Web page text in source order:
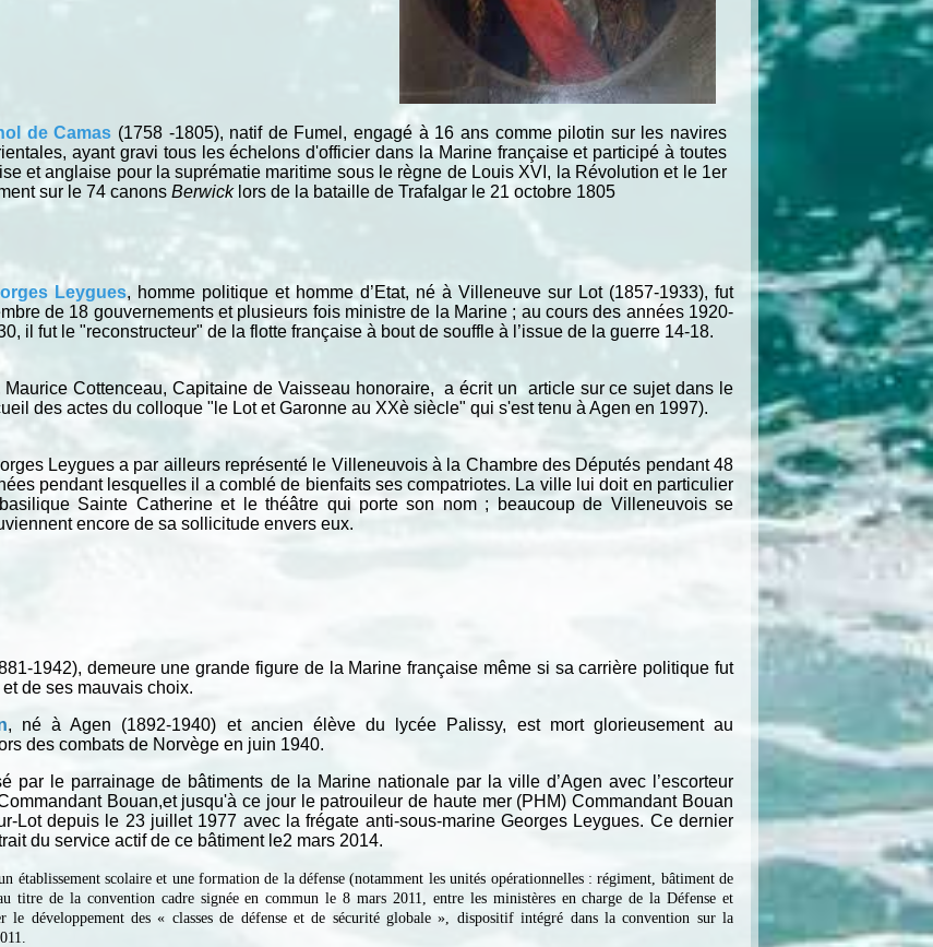
de Camas (1758 -1805), natif de Fumel, engagé à 16 ans comme pilotin sur les navires
ayant gravi tous les échelons d'officier dans la Marine française et participé à toutes
et anglaise pour la suprématie maritime sous le règne de Louis XVI, la Révolution et le 1er
sur le 74 canons Berwicklors de la bataille de Trafalgar le 21 octobre 1805
Leygues, homme politique et homme d’Etat, né à Villeneuve sur Lot (1857-1933), fut
de 18 gouvernements et plusieurs fois ministre de la Marine ; au cours des années 1920-
il fut le "reconstructeur" de la flotte française à bout de souffle à l’issue de la guerre 14-18.
Maurice Cottenceau, Capitaine de Vaisseau honoraire, a écrit un article sur ce sujet dans le
des actes du colloque "le Lot et Garonne au XXè siècle" qui s'est tenu à Agen en 1997).
Leygues a par ailleurs représenté le Villeneuvois à la Chambre des Députés pendant 48
pendant lesquelles il a comblé de bienfaits ses compatriotes. La ville lui doit en particulier
Sainte Catherine et le théâtre qui porte son nom ; beaucoup de Villeneuvois se
encore de sa sollicitude envers eux.
1942), demeure une grande figure de la Marine française même si sa carrière politique fut
de ses mauvais choix.
, né à Agen (1892-1940) et ancien élève du lycée Palissy, est mort glorieusement au
des combats de Norvège en juin 1940.
par le parrainage de bâtiments de la Marine nationale par la ville d’Agen avec l’escorteur
Bouan,et jusqu'à ce jour le patrouileur de haute mer (PHM) Commandant Bouan
depuis le 23 juillet 1977 avec la frégate anti-sous-marine Georges Leygues. Ce dernier
du service actif de ce bâtiment le2 mars 2014.
établissement scolaire et une formation de la défense (notamment les unités opérationnelles : régiment, bâtiment de
titre de la convention cadre signée en commun le 8 mars 2011, entre les ministères en charge de la Défense et
le développement des « classes de défense et de sécurité globale », dispositif intégré dans la convention sur la